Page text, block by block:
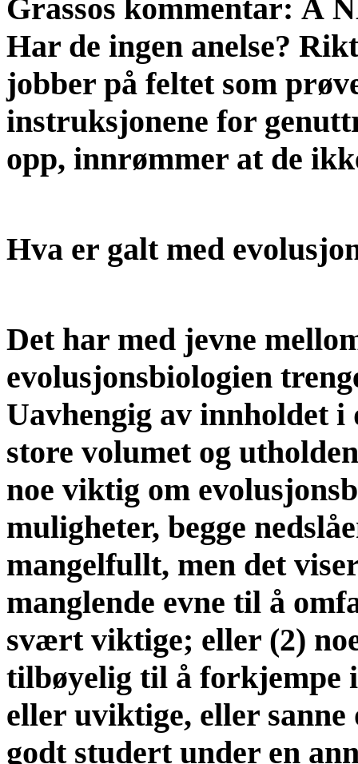
Grassos kommentar: Å
Har de ingen anelse?
jobber på feltet som
instruksjonene for
opp, innrømmer at de
Hva er galt med
Det har med jevne
evolusjonsbiologien
Uavhengig av innholdet
store volumet og
noe viktig om
muligheter, begge
mangelfullt, men det
manglende evne til å
svært viktige; eller (2)
tilbøyelig til å forkjempe
eller uviktige, eller sanne
godt studert under en